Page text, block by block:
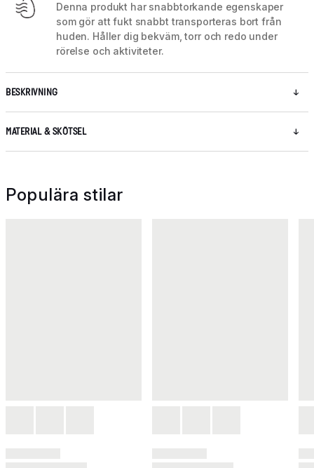
Denna produkt har snabbtorkande egenskaper
som gör att fukt snabbt transporteras bort från
huden. Håller dig bekväm, torr och redo under
rörelse och aktiviteter.
BESKRIVNING
MATERIAL & SKÖTSEL
Populära stilar